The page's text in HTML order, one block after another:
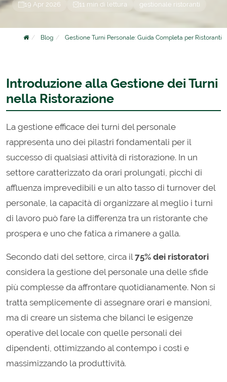
19 Apr 2026 11 min di lettura gestionale ristoranti
Blog Gestione Turni Personale: Guida Completa per Ristoranti
Introduzione alla Gestione dei Turni
nella Ristorazione
La gestione efficace dei turni del personale
rappresenta uno dei pilastri fondamentali per il
successo di qualsiasi attività di ristorazione. In un
settore caratterizzato da orari prolungati, picchi di
affluenza imprevedibili e un alto tasso di turnover del
personale, la capacità di organizzare al meglio i turni
di lavoro può fare la differenza tra un ristorante che
prospera e uno che fatica a rimanere a galla.
Secondo dati del settore, circa il75% dei ristoratori
considera la gestione del personale una delle sfide
più complesse da affrontare quotidianamente. Non si
tratta semplicemente di assegnare orari e mansioni,
ma di creare un sistema che bilanci le esigenze
operative del locale con quelle personali dei
dipendenti, ottimizzando al contempo i costi e
massimizzando la produttività.